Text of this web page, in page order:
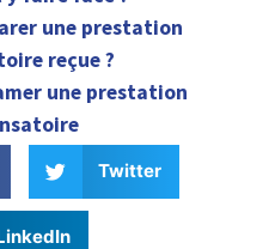
une prestation
reçue ?
une prestation
Twitter